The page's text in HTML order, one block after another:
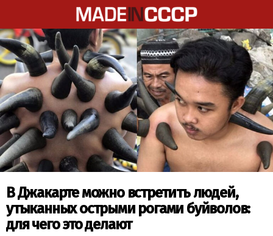
В Джакарте можно встретить людей,
утыканных острыми рогами буйволов:
для чего это делают